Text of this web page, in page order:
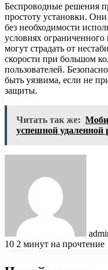
Беспроводные решения
простоту установки.
без необходимости
условиях
могут страдать от
скорости при большом
пользователей.
быть уязвима, если не
защиты.
Читать так же:
успешной удаленной
10 2 минут на прочтение